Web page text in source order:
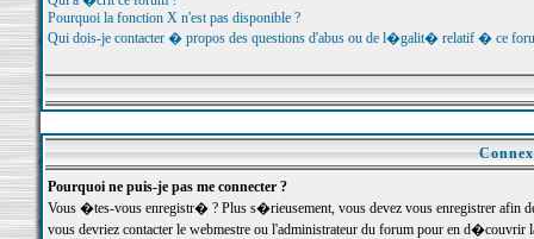
Pourquoi la fonction X n'est pas disponible ?
Qui dois-je contacter � propos des questions d'abus ou de l�galit� relatif � ce
Pourquoi ne puis-je pas me connecter ?
Vous �tes-vous enregistr� ? Plus s�rieusement, vous devez vous enregistrer
vous devriez contacter le webmestre ou l'administrateur du forum pour en